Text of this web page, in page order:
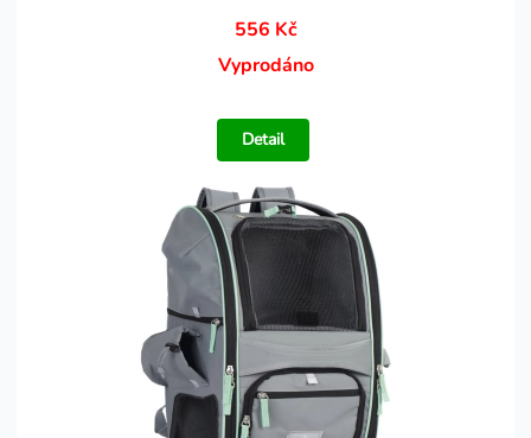
556 Kč
Vyprodáno
Detail